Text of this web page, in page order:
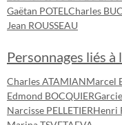
Gaëtan POTEL Charles
Jean ROUSSEAU
Personnages liés à
Charles ATAMIANMarcel
Edmond BOCQUIER
Narcisse PELLETIERHenri